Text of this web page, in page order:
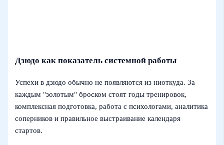
Дзюдо как показатель системной работы
Успехи в дзюдо обычно не появляются из ниоткуда. За
каждым "золотым" броском стоят годы тренировок,
комплексная подготовка, работа с психологами, аналитика
соперников и правильное выстраивание календаря
стартов.